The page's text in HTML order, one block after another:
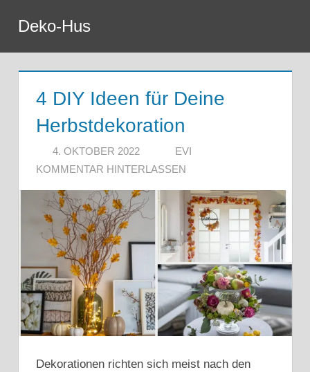
Inhalt
springen
Deko-Hus
4 DIY Ideen für Deine
Herbstdekoration
4. OKTOBER 2022
EVI
KOMMENTAR HINTERLASSEN
Dekorationen richten sich meist nach den